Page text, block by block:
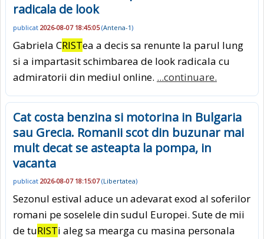
radicala de look
publicat 2026-08-07 18:45:05(Antena-1)
Gabriela CRISTea a decis sa renunte la parul lung
si a impartasit schimbarea de look radicala cu
admiratorii din mediul online. ...continuare.
Cat costa benzina si motorina in Bulgaria
sau Grecia. Romanii scot din buzunar mai
mult decat se asteapta la pompa, in
vacanta
publicat 2026-08-07 18:15:07(Libertatea)
Sezonul estival aduce un adevarat exod al soferilor
romani pe soselele din sudul Europei. Sute de mii
de tuRISTi aleg sa mearga cu masina personala